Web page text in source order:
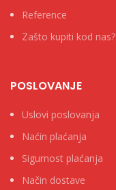
Reference
Zašto kupiti kod nas?
POSLOVANJE
Uslovi poslovanja
Naćin plaćanja
Sigurnost plaćanja
Način dostave